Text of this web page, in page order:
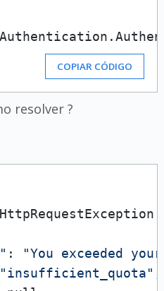
COPIAR CÓDIGO
resolver ?
:
"You exceeded
"insufficient_quota"